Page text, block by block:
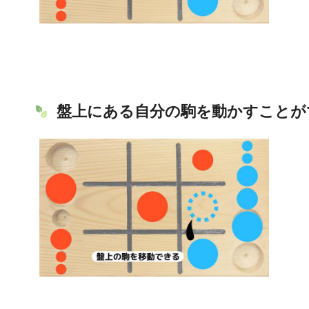
盤上にある自分の駒を動かすこと